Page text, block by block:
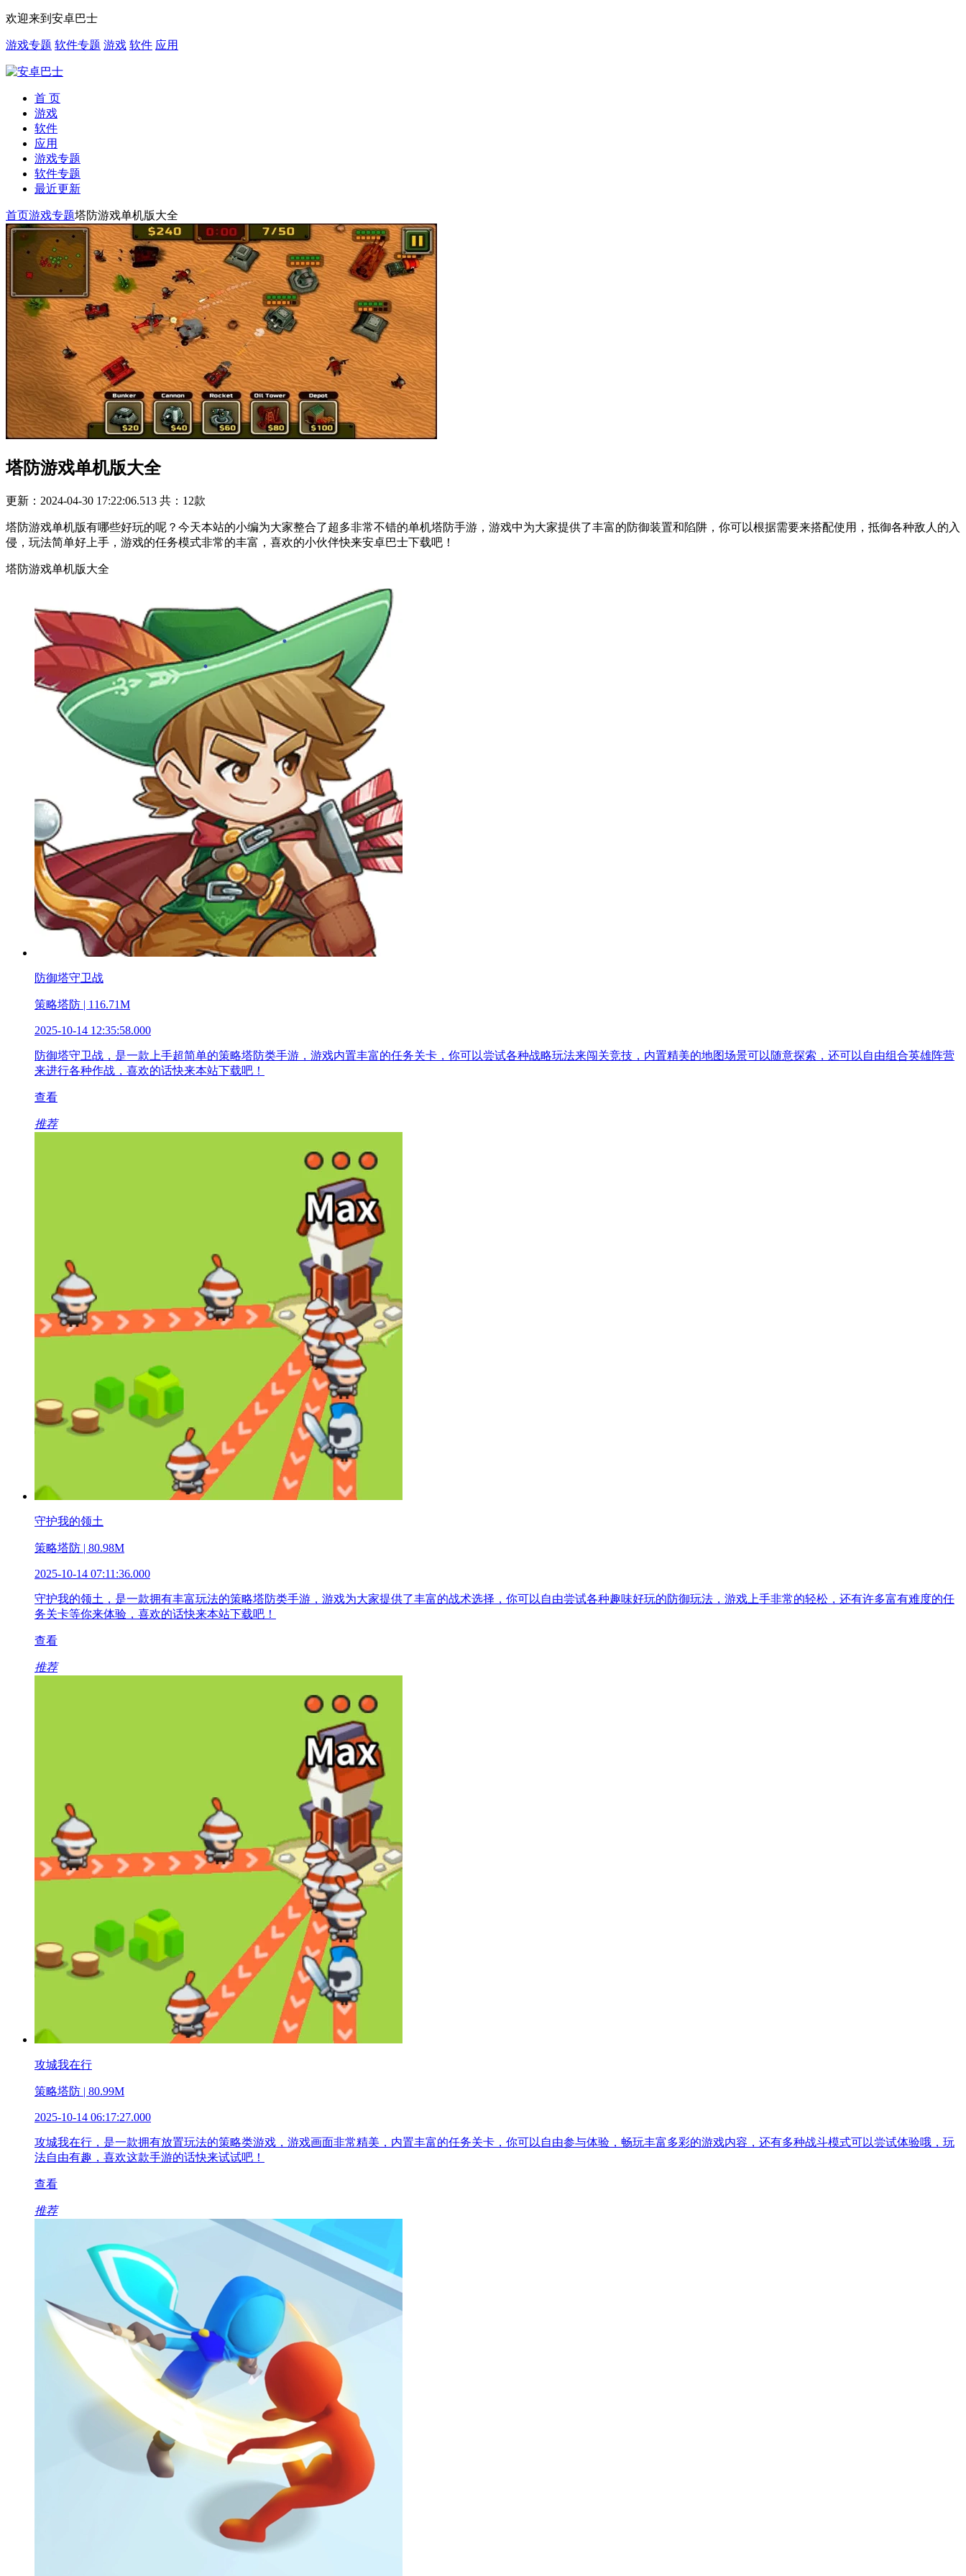
欢迎来到安卓巴士
游戏专题 软件专题 游戏 软件 应用
首 页
游戏
软件
应用
游戏专题
软件专题
最近更新
首页游戏专题塔防游戏单机版大全
塔防游戏单机版大全
更新：2024-04-30 17:22:06.513 共：12款
塔防游戏单机版有哪些好玩的呢？今天本站的小编为大家整合了超多非常不错的单机塔防手游，游戏中为大家提供了丰富的防御装置和陷阱，你可以根据需要来搭配使用，抵御各种敌人的入
侵，玩法简单好上手，游戏的任务模式非常的丰富，喜欢的小伙伴快来安卓巴士下载吧！
塔防游戏单机版大全
防御塔守卫战
策略塔防 | 116.71M
2025-10-14 12:35:58.000
防御塔守卫战，是一款上手超简单的策略塔防类手游，游戏内置丰富的任务关卡，你可以尝试各种战略玩法来闯关竞技，内置精美的地图场景可以随意探索，还可以自由组合英雄阵营
来进行各种作战，喜欢的话快来本站下载吧！
查看
推荐
守护我的领土
策略塔防 | 80.98M
2025-10-14 07:11:36.000
守护我的领土，是一款拥有丰富玩法的策略塔防类手游，游戏为大家提供了丰富的战术选择，你可以自由尝试各种趣味好玩的防御玩法，游戏上手非常的轻松，还有许多富有难度的任
务关卡等你来体验，喜欢的话快来本站下载吧！
查看
推荐
攻城我在行
策略塔防 | 80.99M
2025-10-14 06:17:27.000
攻城我在行，是一款拥有放置玩法的策略类游戏，游戏画面非常精美，内置丰富的任务关卡，你可以自由参与体验，畅玩丰富多彩的游戏内容，还有多种战斗模式可以尝试体验哦，玩
法自由有趣，喜欢这款手游的话快来试试吧！
查看
推荐